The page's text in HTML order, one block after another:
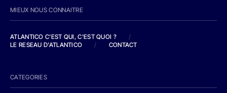
MIEUX NOUS CONNAITRE
ATLANTICO C'EST QUI, C'EST QUOI ?
/
LE RESEAU D'ATLANTICO
/ CONTACT
CATEGORIES